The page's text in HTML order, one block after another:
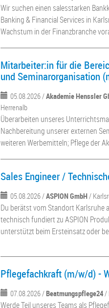
Wir suchen einen salesstarken
Banking & Financial Services in
Wachstum in der Finanzbranche
Mitarbeiter:in für die
und Seminarorganisation
05.08.2026 /Akademie Henssler
Herrenalb
Überarbeiten unseres
Nachbereitung unserer externen
weiteren Werbemitteln; Pflege der
Sales Engineer /
05.08.2026 /ASPION GmbH/
Du berätst vom Standort Karlsruhe
technisch fundiert zu ASPION
unterstützt beim Ersteinsatz oder
Pflegefachkraft (m/w/d) -
07.08.2026 /Beatmungspflege24/
Werde Teil unseres Teams als